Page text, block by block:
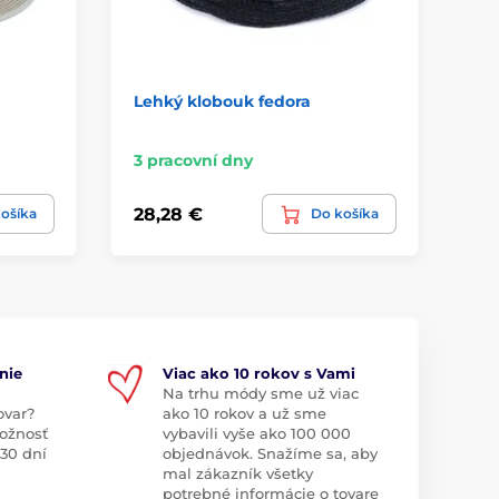
Lehký klobouk fedora
3 pracovní dny
28,28 € Do košíka
dní
Viac ako 10 rokov s Vami
Na trhu módy sme už viac
ako 10 rokov a už sme
vybavili vyše ako 100 000
objednávok. Snažíme sa, aby
mal zákazník všetky
potrebné informácie o tovare